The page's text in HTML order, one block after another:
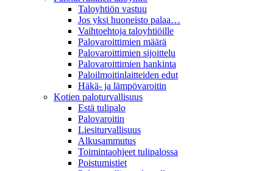
Taloyhtiön vastuu
Jos yksi huoneisto palaa…
Vaihtoehtoja taloyhtiöille
Palovaroittimien määrä
Palovaroittimien sijoittelu
Palovaroittimien hankinta
Paloilmoitinlaitteiden edut
Häkä- ja lämpövaroitin
Kotien paloturvallisuus
Estä tulipalo
Palovaroitin
Liesiturvallisuus
Alkusammutus
Toimintaohjeet tulipalossa
Poistumistiet